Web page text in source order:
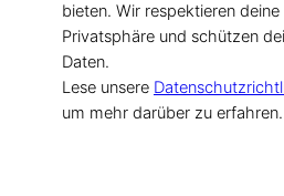
for Models &
bieten. Wir respektieren deine
Privatsphäre und schützen
Daten.
Lese unsere
um mehr darüber zu erfahren.